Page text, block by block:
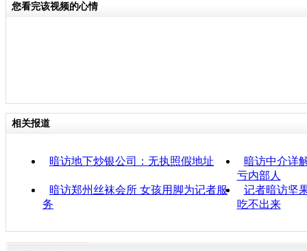
您看完该视频的心情
相关报道
暗访地下炒银公司：无执照假地址
暗访中介详
亏内部人
暗访郑州丝袜会所 女孩用脚为记者服
务
记者暗访坚
吃不出来